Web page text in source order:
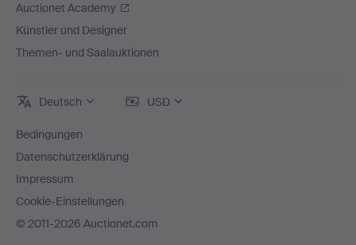
Auctionet Academy
Künstler und Designer
Themen- und Saalauktionen
Deutsch USD
Bedingungen
Datenschutzerklärung
Impressum
Cookie-Einstellungen
© 2011-2026 Auctionet.com